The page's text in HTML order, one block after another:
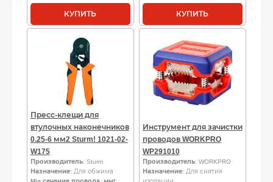
КУПИТЬ КУПИТЬ
Пресс-клещи для
втулочных наконечников
0.25-6 мм2 Sturm! 1021-02-
W175
Производитель: Sturm
Назначение: Для обжима
Инструмент для зачистки
проводов WORKPRO
WP291010
Производитель: WORKPRO
Назначение: Для снятия